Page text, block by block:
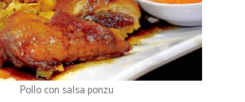
Pollo con salsa ponzu